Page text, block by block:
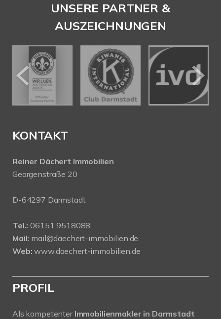
UNSERE PARTNER &
AUSZEICHNUNGEN
KONTAKT
Reiner Dächert Immobilien
Georgenstraße 20
D-64297 Darmstadt
Tel.: 06151 9518088
Mail: mail@daechert-immobilien.de
Web: www.daechert-immobilien.de
PROFIL
Als kompetenter Immobilienmakler in Darmstadt